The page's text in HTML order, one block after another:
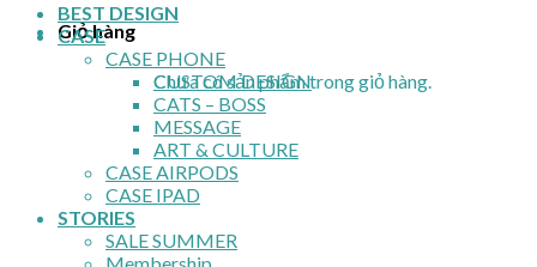
Giỏ hàng
Chưa có sản phẩm trong giỏ hàng.
BEST DESIGN
CASE
CASE PHONE
CUSTOM DESIGN
CATS – BOSS
MESSAGE
ART & CULTURE
CASE AIRPODS
CASE IPAD
STORIES
SALE SUMMER